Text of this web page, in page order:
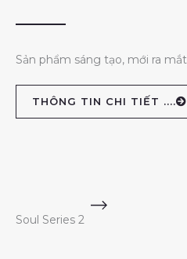
Sản phẩm sáng tạo, mới ra mắt
THÔNG TIN CHI TIẾT ....
Soul Series 2